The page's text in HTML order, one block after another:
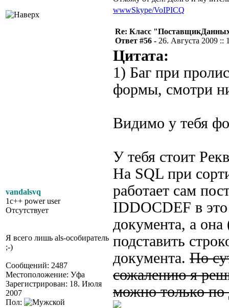
wwwSkype/VoIPICQ
vandalsvq
1c++ power user
Отсутствует
Я всего лишь als-особиратель
;-)
Сообщений: 2487
Местоположение: Уфа
Зарегистрирован: 18. Июля
2007
Пол:
Re: Класс
Ответ #56 - 26. Августа 2009 ::
Цитата:
1) Баг при
формы, смотри
Видимо у тебя
У тебя стоит
На SQL при
работает сам
IDDOCDEF в это
документа, а
подставить
документа. По
сожалению я
можно только по